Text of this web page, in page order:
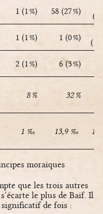
1 (1 %) 58 (27 %)
1 (1 %) 1 (0 %)
2 (1 %) 6 (3 %)
8 % 32 %
1 ‰ 13,9 ‰
moraïques
que les trois autres
le plus de Baïf. Il
significatif de fois :